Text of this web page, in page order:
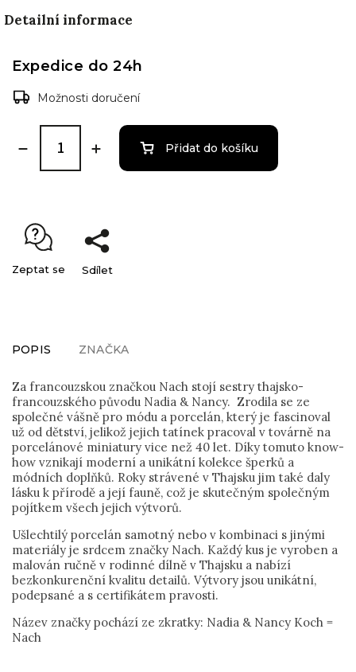
Detailní informace
Expedice do 24h
Možnosti doručení
Přidat do košíku
Zeptat se Sdílet
POPIS ZNAČKA
Za francouzskou značkou Nach stojí sestry thajsko-
francouzského původu Nadia & Nancy. Zrodila se ze
společné vášně pro módu a porcelán, který je fascinoval
už od dětství, jelikož jejich tatínek pracoval v továrně na
porcelánové miniatury vice než 40 let. Díky tomuto know-
how vznikají moderní a unikátní kolekce šperků a
módních doplňků. Roky strávené v Thajsku jim také daly
lásku k přírodě a její fauně, což je skutečným společným
pojítkem všech jejich výtvorů.
Ušlechtilý porcelán samotný nebo v kombinaci s jinými
materiály je srdcem značky Nach. Každý kus je vyroben a
malován ručně v rodinné dílně v Thajsku a nabízí
bezkonkurenční kvalitu detailů. Výtvory jsou unikátní,
podepsané a s certifikátem pravosti.
Název značky pochází ze zkratky: Nadia & Nancy Koch =
Nach